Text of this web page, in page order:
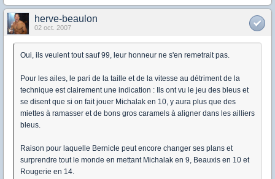
herve-beaulon
02 oct. 2007
Oui, ils veulent tout sauf 99, leur honneur ne s'en remetrait pas.
Pour les ailes, le pari de la taille et de la vitesse au détriment de la
technique est clairement une indication : Ils ont vu le jeu des bleus et
se disent que si on fait jouer Michalak en 10, y aura plus que des
miettes à ramasser et de bons gros caramels à aligner dans les ailliers
bleus.
Raison pour laquelle Bernicle peut encore changer ses plans et
surprendre tout le monde en mettant Michalak en 9, Beauxis en 10 et
Rougerie en 14.